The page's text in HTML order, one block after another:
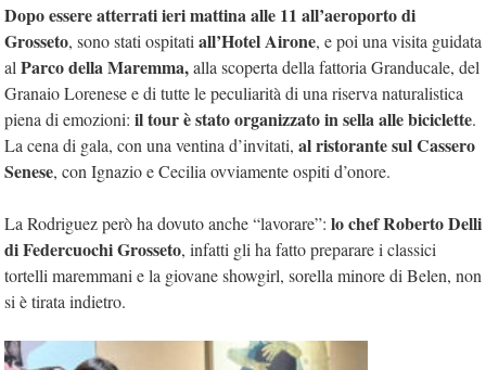
Dopo essere atterrati ieri mattina alle 11 all’aeroporto di
Grosseto, sono stati ospitati all’Hotel Airone, e poi una visita guidata
al Parco della Maremma,alla scoperta della fattoria Granducale, del
Granaio Lorenese e di tutte le peculiarità di una riserva naturalistica
piena di emozioni: il tour è stato organizzato in sella alle biciclette.
La cena di gala, con una ventina d’invitati, al ristorante sul Cassero
Senese, con Ignazio e Cecilia ovviamente ospiti d’onore.
La Rodriguez però ha dovuto anche “lavorare”: lo chef Roberto Delli
di Federcuochi Grosseto, infatti gli ha fatto preparare i classici
tortelli maremmani e la giovane showgirl, sorella minore di Belen, non
si è tirata indietro.